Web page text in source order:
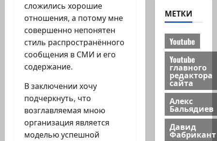
сложились хорошие
отношения, а потому мне
совершенно непонятен
стиль распространённого
сообщения в СМИ и его
содержание.
В заключении хочу
подчеркнуть, что
возглавляемая мною
организация является
моделью успешной
МЕТКИ
Youtube
Youtube
главного
редактора
сайта
Алекс
Бальядиев
Давид
Фабрикант